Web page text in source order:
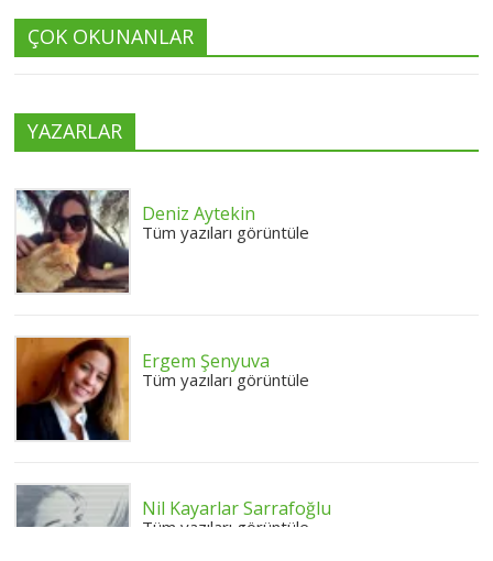
ÇOK OKUNANLAR
YAZARLAR
Deniz Aytekin
Tüm yazıları görüntüle
Ergem Şenyuva
Tüm yazıları görüntüle
Nil Kayarlar Sarrafoğlu
Tüm yazıları görüntüle